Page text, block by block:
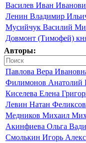
Василев Иван
Ленин Владимир
Мусийчук Василий
Довмонт (Тимофей)
Авторы:
Павлова Вера
Филимонов Анатолий
Киселева Елена
Левин Натан
Медников Михаил
Акинфиева Ольга
Смолькин Игорь